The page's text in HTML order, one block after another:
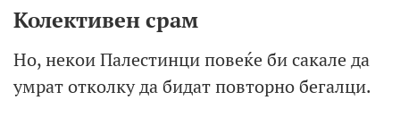
Колективен срам
Но, некои Палестинци повеќе би сакале да
умрат отколку да бидат повторно бегалци.